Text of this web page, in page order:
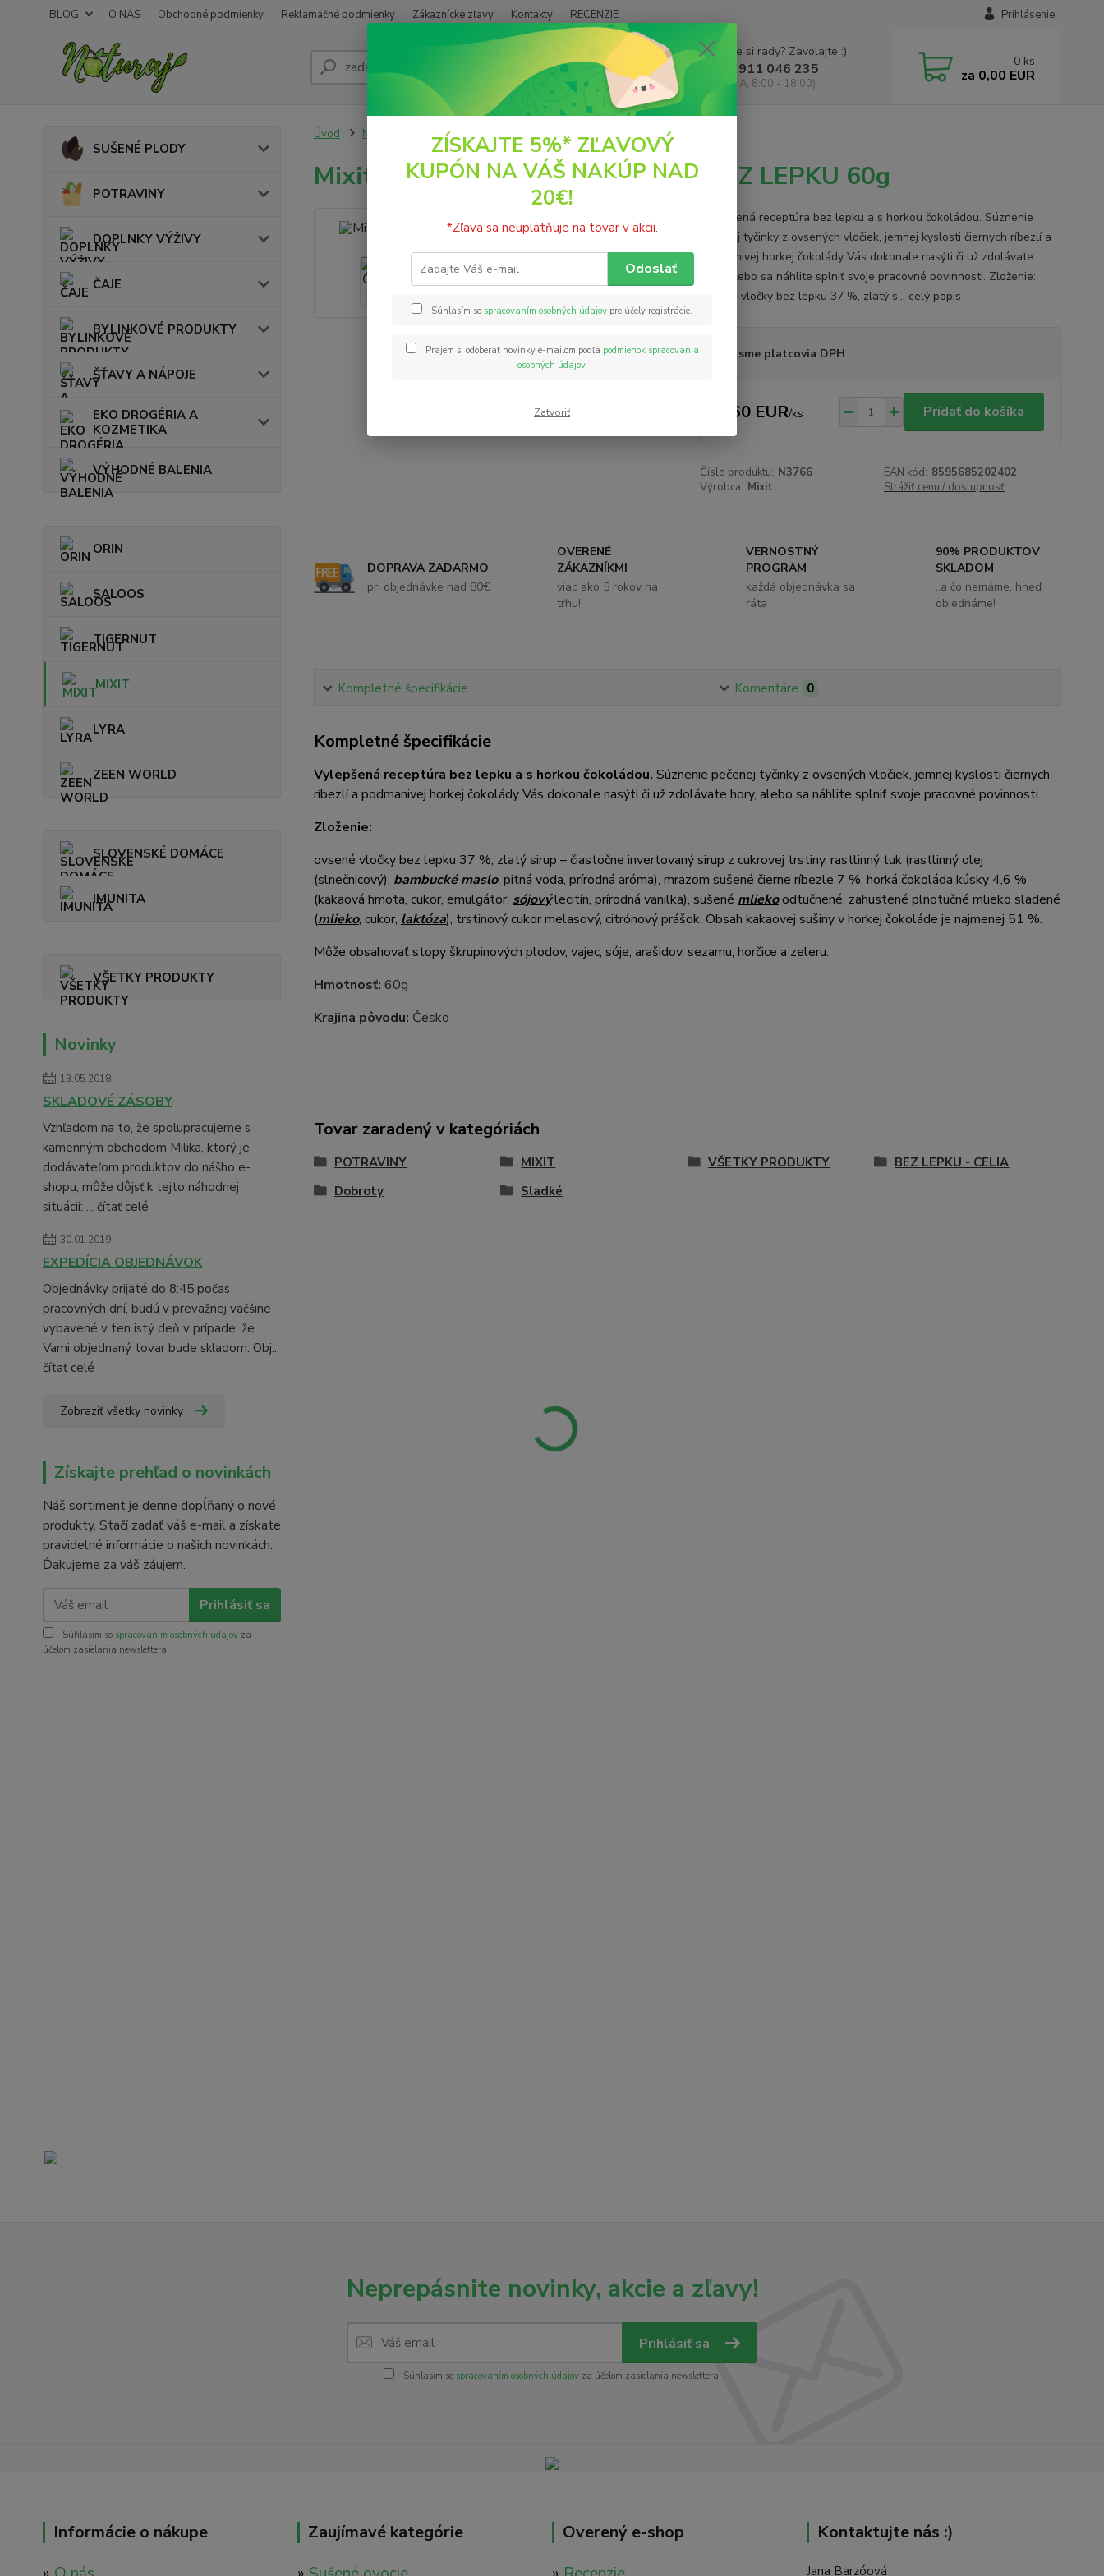
BLOG O NÁS Obchodné podmienky Reklamačné podmienky Zákaznícke zľavy Kontakty RECENZIE Prihlásenie
Hľadať
Neviete si rady? Zavolajte :)
+421 911 046 235
(PO - PIA, 8:00 - 18:00)
0 ks
za 0,00 EUR
SUŠENÉ PLODY
POTRAVINY
DOPLNKY VÝŽIVY
ČAJE
BYLINKOVÉ PRODUKTY
ŠŤAVY A NÁPOJE
EKO DROGÉRIA A
KOZMETIKA
VÝHODNÉ BALENIA
ORIN
SALOOS
TIGERNUT
MIXIT
LYRA
ZEEN WORLD
SLOVENSKÉ DOMÁCE
IMUNITA
VŠETKY PRODUKTY
Novinky
13.05.2018
SKLADOVÉ ZÁSOBY
Vzhľadom na to, že spolupracujeme s
kamenným obchodom Milika, ktorý je
dodávateľom produktov do nášho e-
shopu, môže dôjsť k tejto náhodnej
situácii: ... čítať celé
30.01.2019
EXPEDÍCIA OBJEDNÁVOK
Objednávky prijaté do 8:45 počas
pracovných dní, budú v prevažnej väčšine
vybavené v ten istý deň v prípade, že
Vami objednaný tovar bude skladom. Obj...
čítať celé
Zobraziť všetky novinky
Získajte prehľad o novinkách
Náš sortiment je denne dopĺňaný o nové
produkty. Stačí zadať váš e-mail a získate
pravidelné informácie o našich novinkách.
Ďakujeme za váš záujem.
Prihlásiť sa
Súhlasím so spracovaním osobných údajov za
účelom zasielania newslettera.
Úvod MIXIT Mixitka Čierne ríbezle + Čokoláda BEZ LEPKU 60g
Mixitka Čierne ríbezle + Čokoláda BEZ LEPKU 60g
Vylepšená receptúra bez lepku a s horkou čokoládou. Súznenie
pečenej tyčinky z ovsených vločiek, jemnej kyslosti čiernych ríbezlí a
podmanivej horkej čokolády Vás dokonale nasýti či už zdolávate
hory, alebo sa náhlite splniť svoje pracovné povinnosti. Zloženie:
ovsené vločky bez lepku 37 %, zlatý s... celý popis
Nie sme platcovia DPH
1,60 EUR/ks Pridať do košíka
Číslo produktu: N3766 EAN kód: 8595685202402
Výrobca: Mixit Strážiť cenu / dostupnosť
DOPRAVA ZADARMO
pri objednávke nad 80€
OVERENÉ
ZÁKAZNÍKMI
viac ako 5 rokov na
trhu!
VERNOSTNÝ
PROGRAM
každá objednávka sa
ráta
90% PRODUKTOV
SKLADOM
..a čo nemáme, hneď
objednáme!
Kompletné špecifikácie Komentáre 0
Kompletné špecifikácie
Vylepšená receptúra bez lepku a s horkou čokoládou. Súznenie pečenej tyčinky z ovsených vločiek, jemnej kyslosti čiernych
ríbezlí a podmanivej horkej čokolády Vás dokonale nasýti či už zdolávate hory, alebo sa náhlite splniť svoje pracovné povinnosti.
Zloženie:
ovsené vločky bez lepku 37 %, zlatý sirup – čiastočne invertovaný sirup z cukrovej trstiny, rastlinný tuk (rastlinný olej
(slnečnicový), bambucké maslo, pitná voda, prírodná aróma), mrazom sušené čierne ríbezle 7 %, horká čokoláda kúsky 4,6 %
(kakaová hmota, cukor, emulgátor: sójovýlecitín, prírodná vanilka), sušené mliekoodtučnené, zahustené plnotučné mlieko sladené
(mlieko, cukor, laktóza), trstinový cukor melasový, citrónový prášok. Obsah kakaovej sušiny v horkej čokoláde je najmenej 51 %.
Môže obsahovať stopy škrupinových plodov, vajec, sóje, arašidov, sezamu, horčice a zeleru.
Hmotnosť: 60g
Krajina pôvodu: Česko
Tovar zaradený v kategóriách
POTRAVINY MIXIT VŠETKY PRODUKTY
BEZ LEPKU - CELIA
Dobroty
Sladké
Neprepásnite novinky, akcie a zľavy!
Prihlásiť sa
Súhlasím so spracovaním osobných údajovza účelom zasielania newslettera.
Informácie o nákupe Zaujímavé kategórie Overený e-shop Kontaktujte nás :)
Jana Barzóová
ZÍSKAJTE 5%* ZĽAVOVÝ
KUPÓN NA VÁŠ NAKÚP NAD
20€!
*Zľava sa neuplatňuje na tovar v akcii.
Odoslať
Súhlasím so spracovaním osobných údajov pre účely registrácie.
Prajem si odoberať novinky e-mailom podľa podmienok spracovania
osobných údajov.
Zatvoriť